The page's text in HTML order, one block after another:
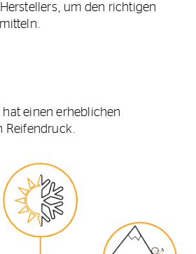
um den richtigen
hat einen erheblichen
Reifendruck.